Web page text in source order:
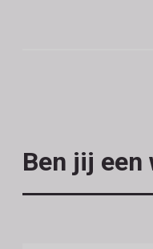
Ben jij een